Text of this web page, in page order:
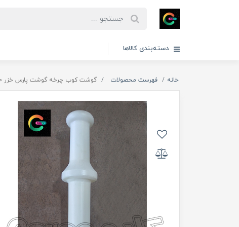
دسته‌بندی کالاها
خانه فهرست محصولات گوشت کوب چرخه گوشت پارس خزر ۱۲۰۰